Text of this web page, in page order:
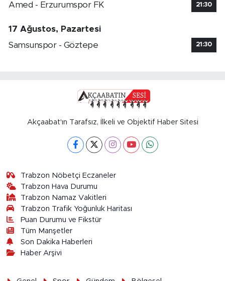
Amed - Erzurumspor FK 21:30
17 Ağustos, Pazartesi
Samsunspor - Göztepe
21:30
Akçaabat'ın Tarafsız, İlkeli ve Objektif Haber Sitesi
Trabzon Nöbetçi Eczaneler
Trabzon Hava Durumu
Trabzon Namaz Vakitleri
Trabzon Trafik Yoğunluk Haritası
Puan Durumu ve Fikstür
Tüm Manşetler
Son Dakika Haberleri
Haber Arşivi